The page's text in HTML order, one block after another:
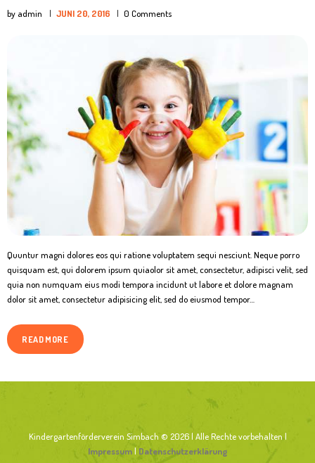
by admin JUNI 20, 2016 0 Comments
Quuntur magni dolores eos qui ratione voluptatem sequi nesciunt. Neque porro
quisquam est, qui dolorem ipsum quiaolor sit amet, consectetur, adipisci velit, sed
quia non numquam eius modi tempora incidunt ut labore et dolore magnam
dolor sit amet, consectetur adipisicing elit, sed do eiusmod tempor…
READ MORE
Kindergartenförderverein Simbach © 2026 | Alle Rechte vorbehalten |
Impressum| Datenschutzerklärung